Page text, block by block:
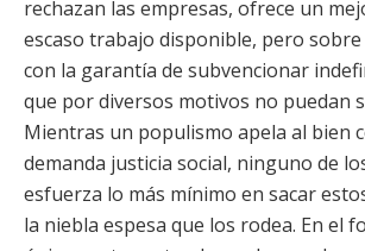
rechazan las empresas, ofrece un
escaso trabajo disponible, pero
con la garantía de subvencionar
que por diversos motivos no puedan
Mientras un populismo apela al bien
demanda justicia social, ninguno de
esfuerza lo más mínimo en sacar
la niebla espesa que los rodea. En el